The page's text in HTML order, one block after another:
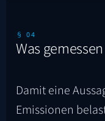
§ 04
Was
Damit eine
Emissionen